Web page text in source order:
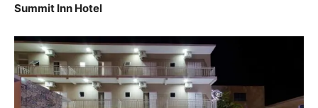
Summit Inn Hotel